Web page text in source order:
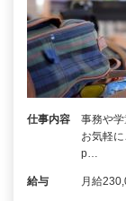
仕事内容
事務や
お気軽
p…
給与 月給